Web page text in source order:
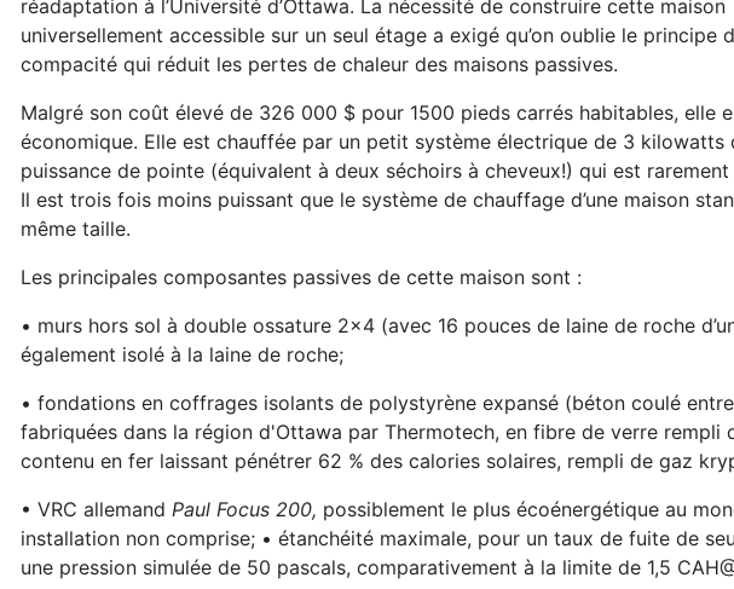
réadaptation à l’Université d’Ottawa. La nécessité de construire cette maison
universellement accessible sur un seul étage a exigé qu’on oublie le principe
compacité qui réduit les pertes de chaleur des maisons passives.
Malgré son coût élevé de 326 000 $ pour 1500 pieds carrés habitables, elle
économique. Elle est chauffée par un petit système électrique de 3 kilowatts
puissance de pointe (équivalent à deux séchoirs à cheveux!) qui est rarement
Il est trois fois moins puissant que le système de chauffage d’une maison
même taille.
Les principales composantes passives de cette maison sont :
• murs hors sol à double ossature 2x4 (avec 16 pouces de laine de roche
également isolé à la laine de roche;
• fondations en coffrages isolants de polystyrène expansé (béton coulé
fabriquées dans la région d'Ottawa par Thermotech, en fibre de verre
contenu en fer laissant pénétrer 62 % des calories solaires, rempli de gaz
• VRC allemand Paul Focus 200, possiblement le plus écoénergétique au
installation non comprise; • étanchéité maximale, pour un taux de fuite de
une pression simulée de 50 pascals, comparativement à la limite de 1,5